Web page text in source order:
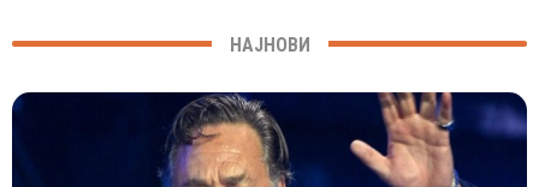
НАЈНОВИ